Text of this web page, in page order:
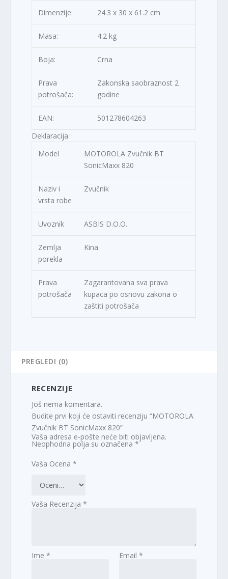
Dimenzije: 24.3 x 30 x 61.2 cm
Masa: 4.2 kg
Boja: Crna
Prava
potrošača:
Zakonska saobraznost 2
godine
EAN:
501278604263
Deklaracija
Model
MOTOROLA Zvučnik BT
SonicMaxx 820
Naziv i
vrsta robe
Zvučnik
Uvoznik ASBIS D.O.O.
Zemlja
porekla
Kina
Prava
potrošača
Zagarantovana sva prava
kupaca po osnovu zakona o
zaštiti potrošača
PREGLEDI (0)
RECENZIJE
Još nema komentara.
Budite prvi koji će ostaviti recenziju “MOTOROLA
Zvučnik BT SonicMaxx 820”
Vaša adresa e-pošte neće biti objavljena.
Neophodna polja su označena*
Vaša Ocena*
Vaša Recenzija*
Ime* Email *